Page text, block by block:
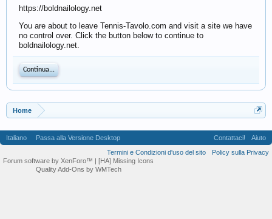
https://boldnailology.net
You are about to leave Tennis-Tavolo.com and visit a site we have
no control over. Click the button below to continue to
boldnailology.net.
Continua...
Home
Italiano Passa alla Versione Desktop Contattaci!
Aiuto
Termini e Condizioni d'uso del sito
Policy sulla Privacy
Forum software by XenForo™ | [HA] Missing Icons
Quality Add-Ons by WMTech